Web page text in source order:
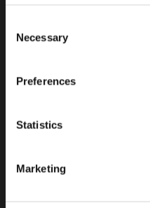
Selection
Necessary
Preferences
Statistics
Marketing
Phone: +31 20 623
More information at: